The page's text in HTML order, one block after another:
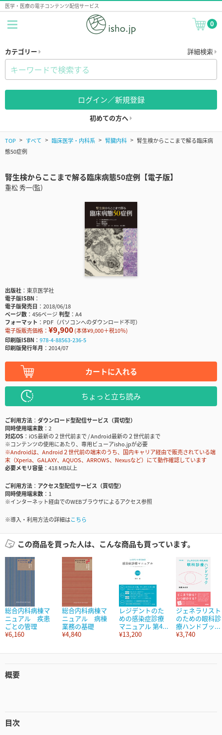
医学・医療の電子コンテンツ配信サービス
0
カテゴリー 詳細検索
ログイン／新規登録
初めての方へ
TOP すべて 臨床医学・内科系 腎臓内科
腎生検からここまで解る臨床病
態50症例
腎生検からここまで解る臨床病態50症例【電子版】
重松 秀一(監)
出版社
東京医学社
電子版ISBN
電子版発売日
2018/06/18
ページ数
456ページ判型
A4
フォーマット
PDF（パソコンへのダウンロード不可）
電子版販売価格： ¥9,900(本体¥9,000＋税10％)
印刷版ISBN
978-4-88563-236-5
印刷版発行年月
2014/07
カートに入れる
ちょっと立ち読み
ご利用方法
ダウンロード型配信サービス（買切型）
同時使用端末数
2
対応OS
iOS最新の２世代前まで / Android最新の２世代前まで
※コンテンツの使用にあたり、専用ビューアisho.jpが必要
※Androidは、Android２世代前の端末のうち、国内キャリア経由で販売されている端
末（Xperia、GALAXY、AQUOS、ARROWS、Nexusなど）にて動作確認しています
必要メモリ容量
418 MB以上
ご利用方法
アクセス型配信サービス（買切型）
同時使用端末数
1
※インターネット経由でのWEBブラウザによるアクセス参照
※導入・利用方法の詳細はこちら
この商品を買った人は、こんな商品も買っています。
総合内科病棟マ
ニュアル 疾患
ごとの管理
¥6,160
総合内科病棟マ
ニュアル 病棟
業務の基礎
¥4,840
レジデントのた
めの感染症診療
マニュアル 第4...
¥13,200
ジェネラリスト
のための眼科診
療ハンドブッ...
¥3,740
概要
目次